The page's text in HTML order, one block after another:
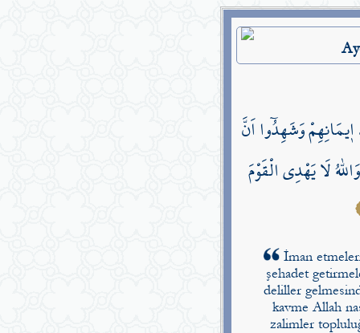
وَشَهِدُٓوا اَنَّ
لَا يَهْدِي الْقَوْمَ
İman
şehadet
deliller
kavme Allah
zalimler